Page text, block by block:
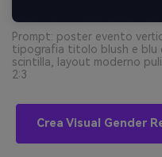
Prompt: poster evento
tipografia titolo blush e blu
scintilla, layout moderno
2:3
Crea Visual Gender